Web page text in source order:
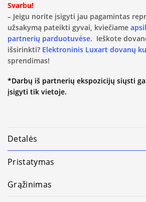
Svarbu!
– Jeigu norite įsigyti jau pagamintas
užsakymą pateikti gyvai, kviečiame
partnerių parduotuvėse. Ieškote
išsirinkti? Elektroninis Luxart dovanų
sprendimas!
*Darbų iš partnerių ekspozicijų siųsti
įsigyti tik vietoje.
Detalės
Pristatymas
Grąžinimas